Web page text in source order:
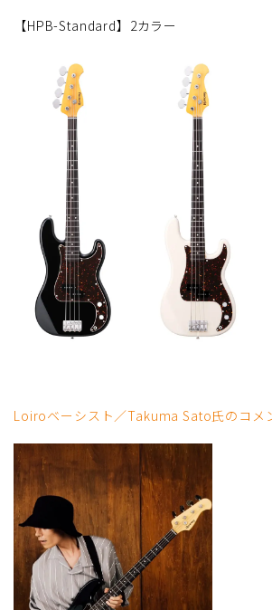
【HPB-Standard】2カラー
Loiroベーシスト／Takuma Sato氏のコメ